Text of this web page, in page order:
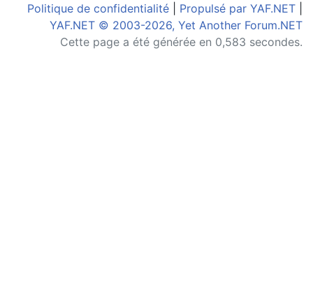
Politique de confidentialité Propulsé par YAF.NET
YAF.NET © 2003-2026, Yet Another Forum.NET
Cette page a été générée en 0,583 secondes.